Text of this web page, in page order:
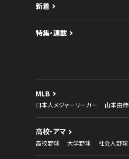
新着
特集・連載
MLB
日本人メジャーリーガー 山本由伸
高校・アマ
高校野球 大学野球 社会人野球